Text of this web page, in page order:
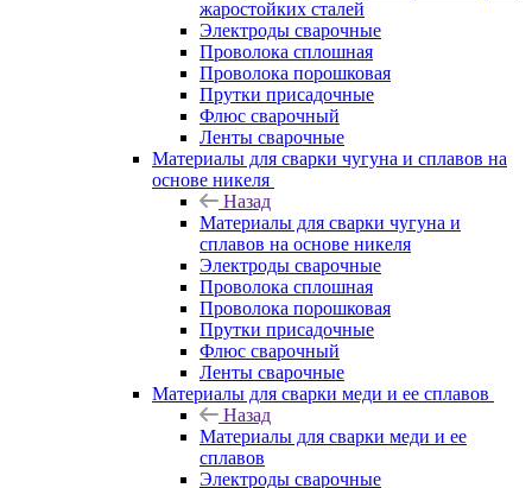
жаростойких сталей
Электроды сварочные
Проволока сплошная
Проволока порошковая
Прутки присадочные
Флюс сварочный
Ленты сварочные
Материалы для сварки чугуна и сплавов на
основе никеля
Назад
Материалы для сварки чугуна и
сплавов на основе никеля
Электроды сварочные
Проволока сплошная
Проволока порошковая
Прутки присадочные
Флюс сварочный
Ленты сварочные
Материалы для сварки меди и ее сплавов
Назад
Материалы для сварки меди и ее
сплавов
Электроды сварочные